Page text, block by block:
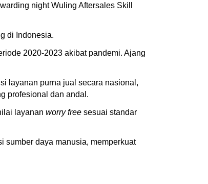
night Wuling Aftersales Skill
di Indonesia.
2020-2023 akibat pandemi. Ajang
layanan purna jual secara nasional,
profesional dan andal.
layanan worry free sesuai standar
sumber daya manusia, memperkuat